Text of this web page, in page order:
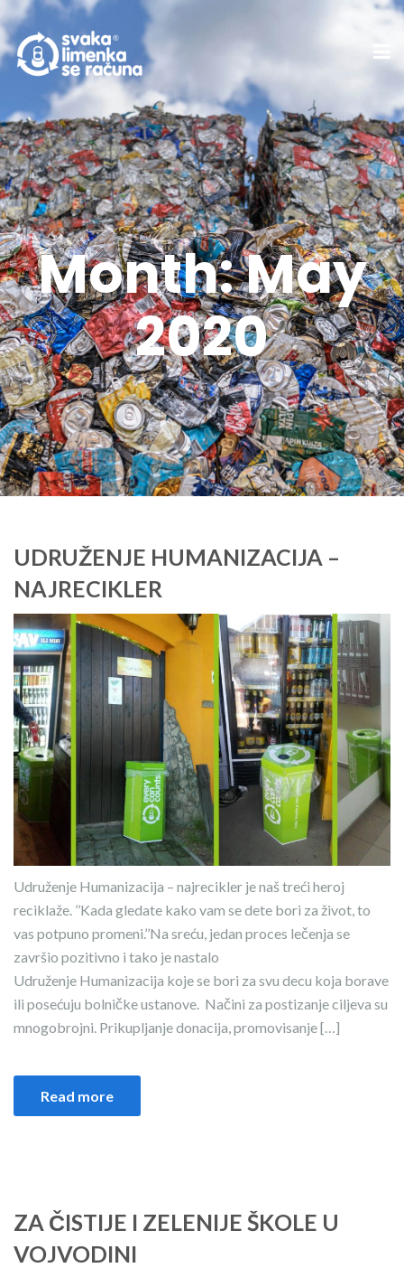
Month:May
2020
UDRUŽENJE HUMANIZACIJA –
NAJRECIKLER
Udruženje Humanizacija – najrecikler je naš treći heroj
reciklaže. ’’Kada gledate kako vam se dete bori za život, to
vas potpuno promeni.’’⁣⁣Na sreću, jedan proces lečenja se
završio pozitivno i tako je nastalo
Udruženje Humanizacija koje se bori za svu decu koja borave
ili posećuju bolničke ustanove. ⁣ Načini za postizanje ciljeva su
mnogobrojni. Prikupljanje donacija, promovisanje […]
Read more
ZA ČISTIJE I ZELENIJE ŠKOLE U
VOJVODINI